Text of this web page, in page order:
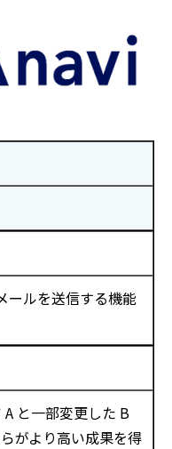
ールを送信する機能
と一部変更した B
がより高い成果を得